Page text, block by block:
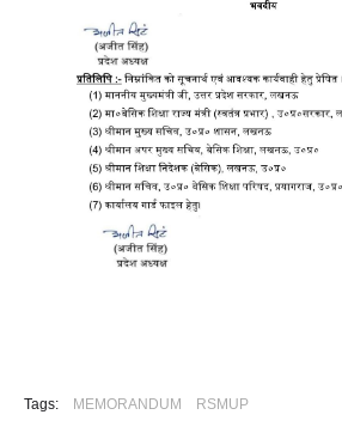
Tags: MEMORANDUM RSMUP